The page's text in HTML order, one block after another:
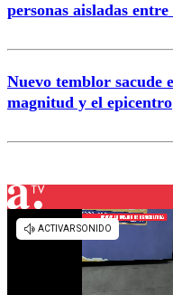
personas aisladas
Nuevo temblor sacude
magnitud y el epicentro